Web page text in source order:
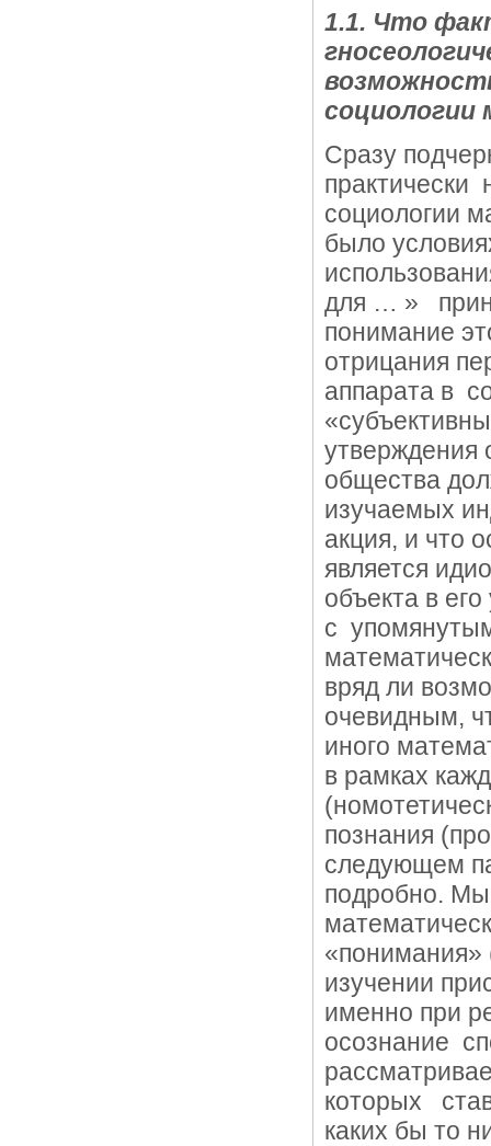
1.1. Что
Сразу
практически
социологии
было
для … »
понимание
отрицания
аппарата в
утверждения
общества
изучаемых
акция, и что
является
объекта в
с
вряд ли
очевидным,
иного
в рамках
познания
следующем
подробно. Мы
изучении
именно при
осознание
которых
каких бы то